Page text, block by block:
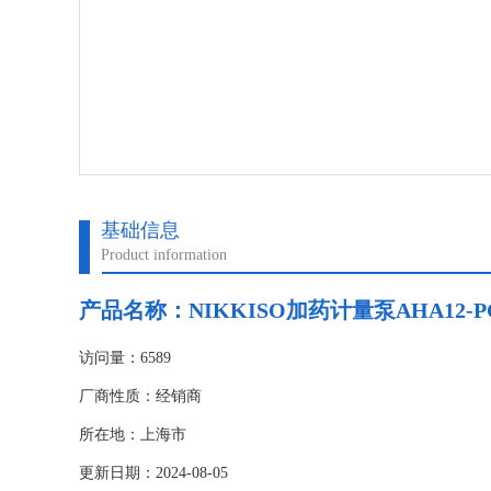
基础信息
Product information
产品名称： NIKKISO加药计量泵AHA12-
访问量：6589
厂商性质：经销商
所在地：上海市
更新日期：2024-08-05